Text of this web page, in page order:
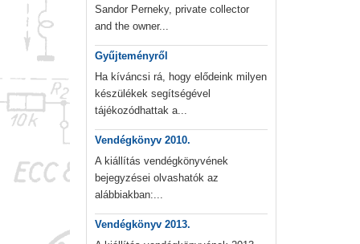
Sandor Perneky, private collector
and the owner...
Gyűjteményről
Ha kíváncsi rá, hogy elődeink milyen
készülékek segítségével
tájékozódhattak a...
Vendégkönyv 2010.
A kiállítás vendégkönyvének
bejegyzései olvashatók az
alábbiakban:...
Vendégkönyv 2013.